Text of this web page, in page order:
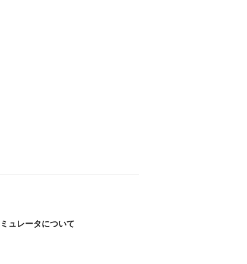
ュレータについて